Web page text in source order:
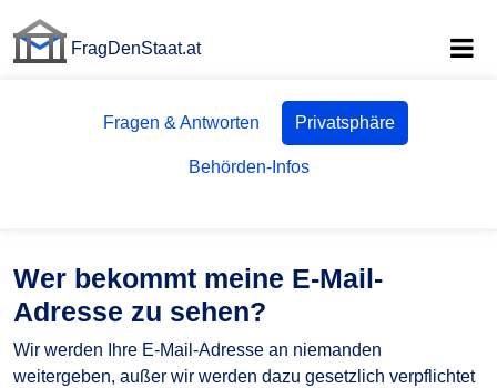
FragDenStaat.at
Fragen & Antworten Privatsphäre
Behörden-Infos
Wer bekommt meine E-Mail-
Adresse zu sehen?
Wir werden Ihre E-Mail-Adresse an niemanden
weitergeben, außer wir werden dazu gesetzlich verpflichtet